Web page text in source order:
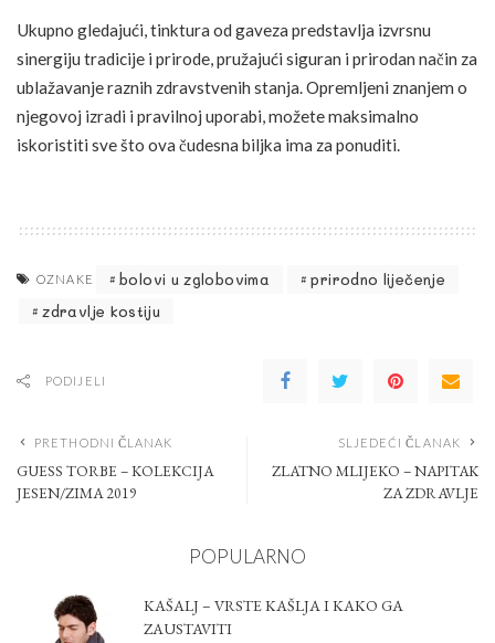
Ukupno gledajući, tinktura od gaveza predstavlja izvrsnu
sinergiju tradicije i prirode, pružajući siguran i prirodan način za
ublažavanje raznih zdravstvenih stanja. Opremljeni znanjem o
njegovoj izradi i pravilnoj uporabi, možete maksimalno
iskoristiti sve što ova čudesna biljka ima za ponuditi.
OZNAKE bolovi u zglobovima
prirodno liječenje
zdravlje kostiju
PODIJELI
PRETHODNI ČLANAK
GUESS TORBE – KOLEKCIJA
JESEN/ZIMA 2019
SLJEDEĆI ČLANAK
ZLATNO MLIJEKO – NAPITAK
ZA ZDRAVLJE
POPULARNO
KAŠALJ – VRSTE KAŠLJA I KAKO GA
ZAUSTAVITI